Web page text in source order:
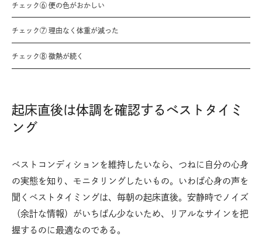
チェック⑥ 便の色がおかしい
チェック⑦ 理由なく体重が減った
チェック⑧ 微熱が続く
起床直後は体調を確認するベストタイミ
ング
ベストコンディションを維持したいなら、つねに自分の心身
の実態を知り、モニタリングしたいもの。いわば心身の声を
聞くベストタイミングは、毎朝の起床直後。安静時でノイズ
（余計な情報）がいちばん少ないため、リアルなサインを把
握するのに最適なのである。